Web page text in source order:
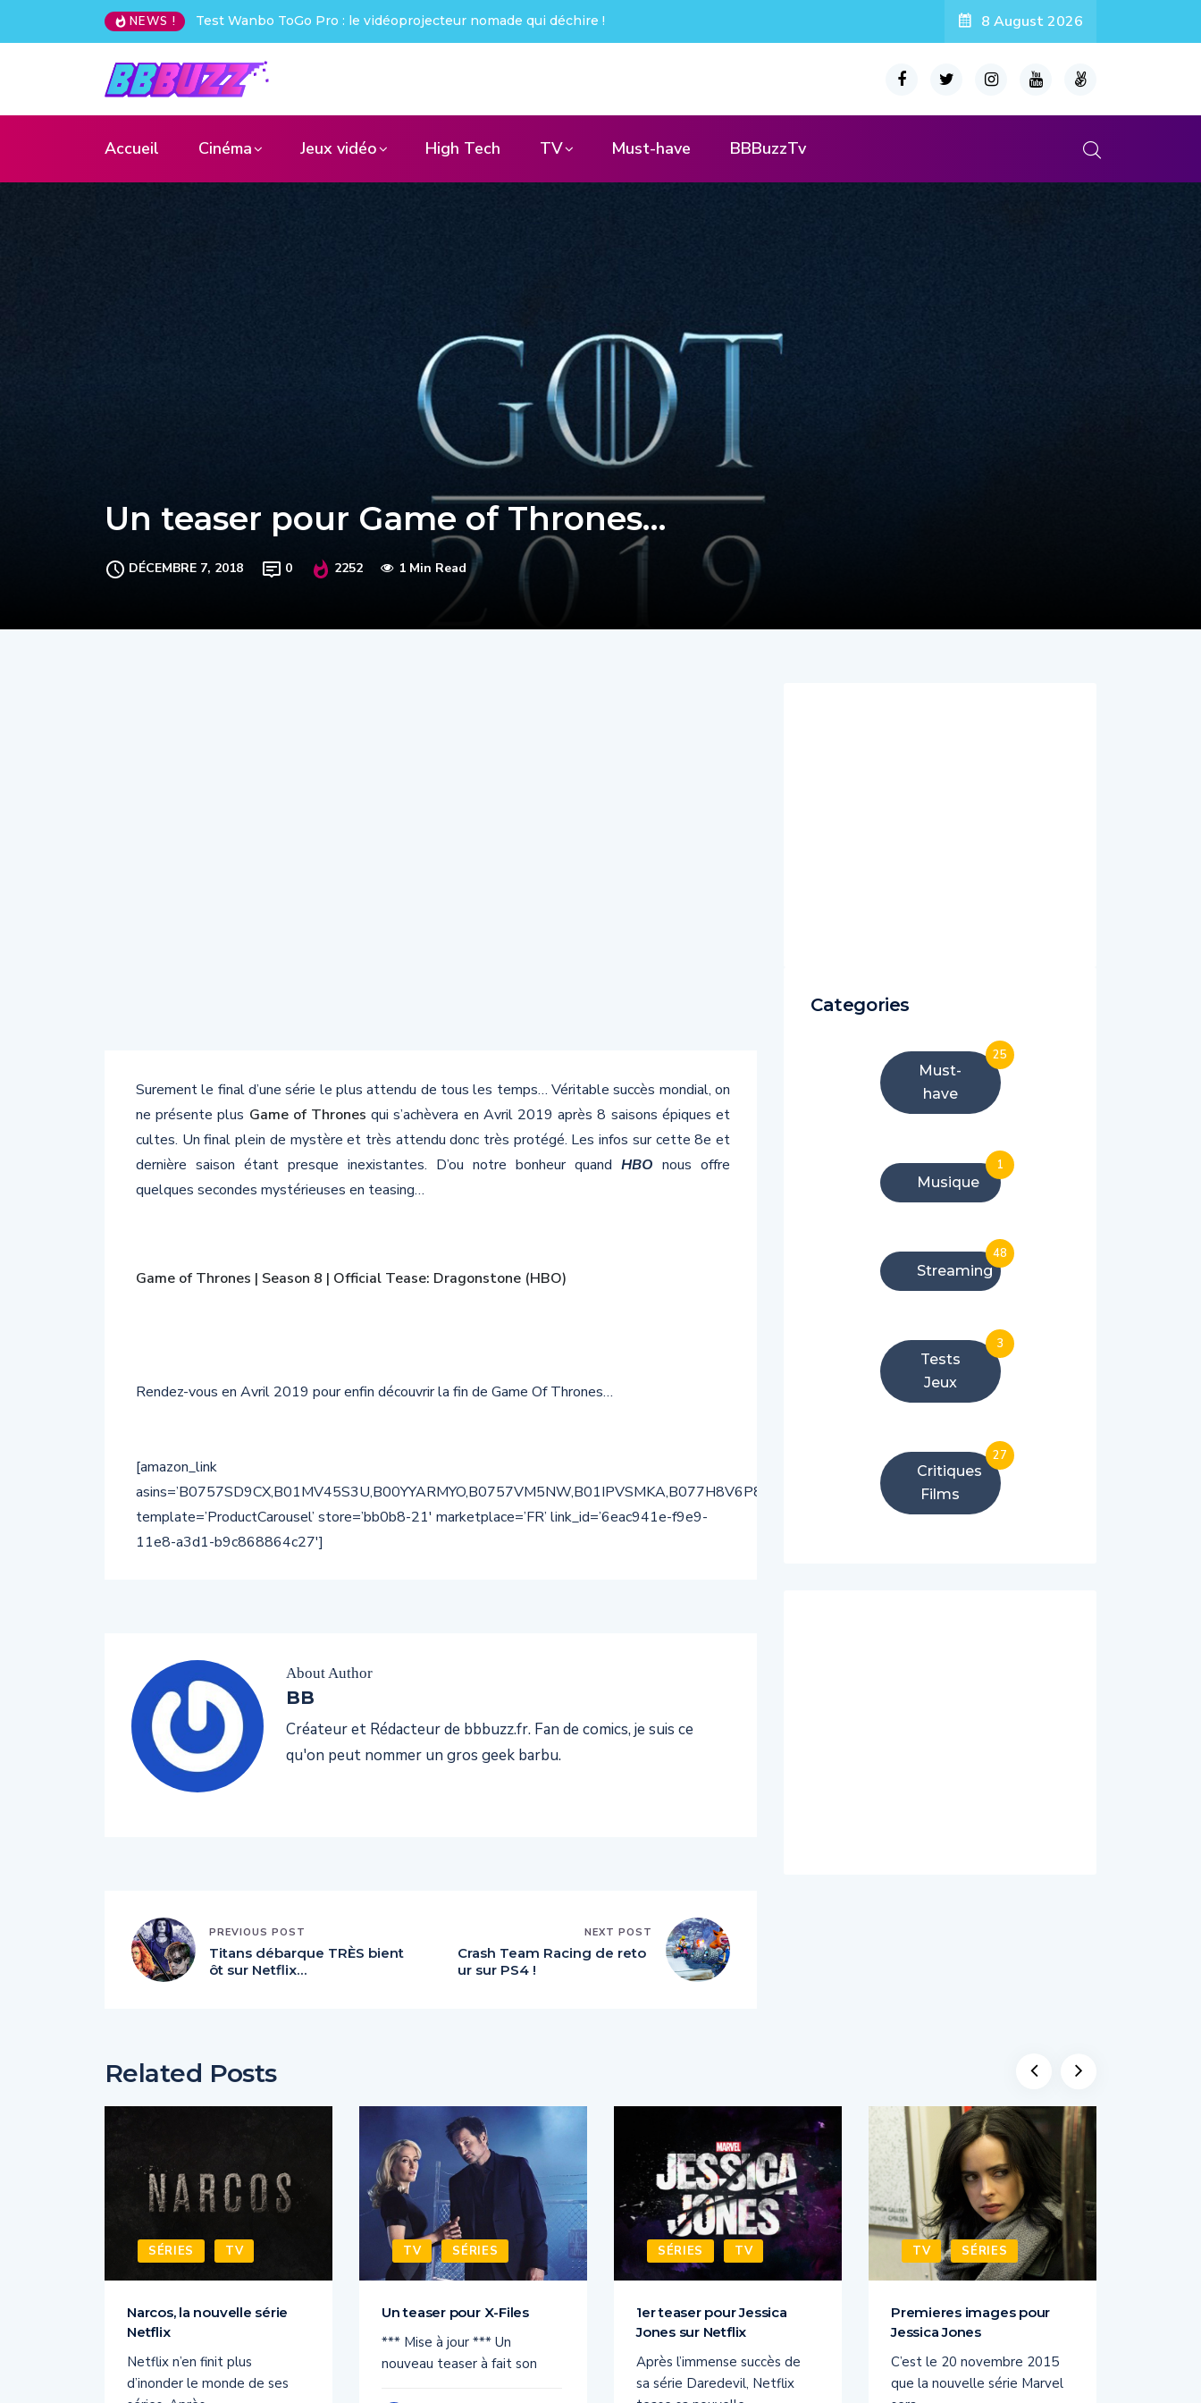
NEWS !
vidéoprojecteur nomade qui déchire !Creative Pebble X : j’ai été choqué ! 8 August 2026
Accueil Cinéma Jeux vidéo High Tech TV Must-have BBBuzzTv
Un teaser pour Game of Thrones…
DÉCEMBRE 7, 2018 0 2252 1 Min Read
Surement le final d’une série le plus attendu de tous les temps… Véritable succès mondial, on
ne présente plus Game of Thrones qui s’achèvera en Avril 2019 après 8 saisons épiques et
cultes. Un final plein de mystère et très attendu donc très protégé. Les infos sur cette 8e et
dernière saison étant presque inexistantes. D’ou notre bonheur quand HBO nous offre
quelques secondes mystérieuses en teasing…
Game of Thrones | Season 8 | Official Tease: Dragonstone (HBO)
Rendez-vous en Avril 2019 pour enfin découvrir la fin de Game Of Thrones…
[amazon_link
asins=’B0757SD9CX,B01MV45S3U,B00YYARMYO,B0757VM5NW,B01IPVSMKA,B077H8V6P8,B008HFH5IA’
template=’ProductCarousel’ store=’bb0b8-21′ marketplace=’FR’ link_id=’6eac941e-f9e9-
11e8-a3d1-b9c868864c27′]
About Author
BB
Créateur et Rédacteur de bbbuzz.fr. Fan de comics, je suis ce
qu'on peut nommer un gros geek barbu.
PREVIOUS POST
Titans débarque TRÈS bient
ôt sur Netflix…
NEXT POST
Crash Team Racing de reto
ur sur PS4 !
Categories
Must-
have
25
Musique
1
Streaming
48
Tests
Jeux
3
Critiques
Films
27
Related Posts
SÉRIES TV
Narcos, la nouvelle série
Netflix
Netflix n’en finit plus
d’inonder le monde de ses
TV SÉRIES
Un teaser pour X-Files
*** Mise à jour *** Un
nouveau teaser à fait son
SÉRIES TV
1er teaser pour Jessica
Jones sur Netflix
Après l’immense succès de
sa série Daredevil, Netflix
TV SÉRIES
Premieres images pour
Jessica Jones
C’est le 20 novembre 2015
que la nouvelle série Marvel